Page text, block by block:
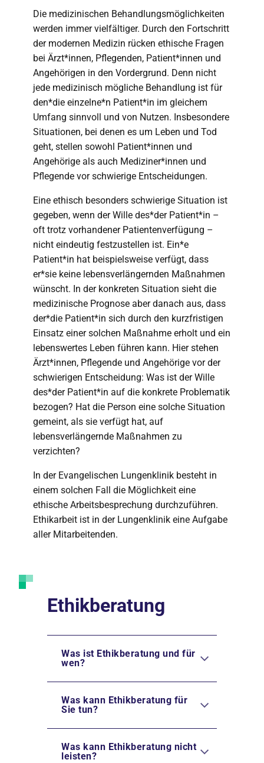
Die medizinischen Behandlungsmöglichkeiten
werden immer vielfältiger. Durch den Fortschritt
der modernen Medizin rücken ethische Fragen
bei Ärzt*innen, Pflegenden, Patient*innen und
Angehörigen in den Vordergrund. Denn nicht
jede medizinisch mögliche Behandlung ist für
den*die einzelne*n Patient*in im gleichem
Umfang sinnvoll und von Nutzen. Insbesondere
Situationen, bei denen es um Leben und Tod
geht, stellen sowohl Patient*innen und
Angehörige als auch Mediziner*innen und
Pflegende vor schwierige Entscheidungen.
Eine ethisch besonders schwierige Situation ist
gegeben, wenn der Wille des*der Patient*in –
oft trotz vorhandener Patientenverfügung –
nicht eindeutig festzustellen ist. Ein*e
Patient*in hat beispielsweise verfügt, dass
er*sie keine lebensverlängernden Maßnahmen
wünscht. In der konkreten Situation sieht die
medizinische Prognose aber danach aus, dass
der*die Patient*in sich durch den kurzfristigen
Einsatz einer solchen Maßnahme erholt und ein
lebenswertes Leben führen kann. Hier stehen
Ärzt*innen, Pflegende und Angehörige vor der
schwierigen Entscheidung: Was ist der Wille
des*der Patient*in auf die konkrete Problematik
bezogen? Hat die Person eine solche Situation
gemeint, als sie verfügt hat, auf
lebensverlängernde Maßnahmen zu
verzichten?
In der Evangelischen Lungenklinik besteht in
einem solchen Fall die Möglichkeit eine
ethische Arbeitsbesprechung durchzuführen.
Ethikarbeit ist in der Lungenklinik eine Aufgabe
aller Mitarbeitenden.
Ethikberatung
Was ist Ethikberatung und für
wen?
Was kann Ethikberatung für
Sie tun?
Was kann Ethikberatung nicht
leisten?